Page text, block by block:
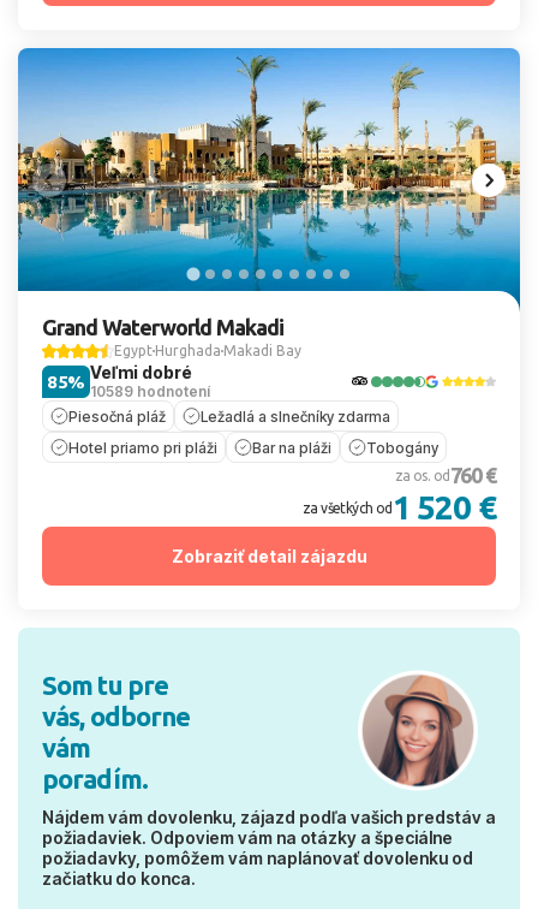
Grand Waterworld Makadi
Egypt Hurghada Makadi Bay
Veľmi dobré
10589 hodnotení
85%
Piesočná pláž
Ležadlá a slnečníky zdarma
Hotel priamo pri pláži
Bar na pláži Tobogány
za os. od 760 €
za všetkých od 1 520 €
Zobraziť detail zájazdu
Som tu pre
vás, odborne
vám
poradím.
Nájdem vám dovolenku, zájazd podľa vašich predstáv a
požiadaviek. Odpoviem vám na otázky a špeciálne
požiadavky, pomôžem vám naplánovať dovolenku od
začiatku do konca.